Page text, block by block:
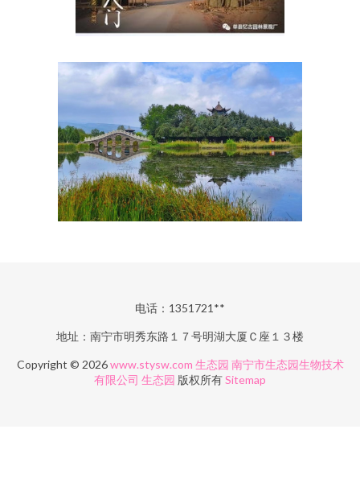
电话：1351721**
地址：南宁市明秀东路１７号明湖大厦Ｃ座１３楼
Copyright © 2026www.stysw.com 生态园 南宁市生态园生物技术
有限公司 生态园 版权所有Sitemap